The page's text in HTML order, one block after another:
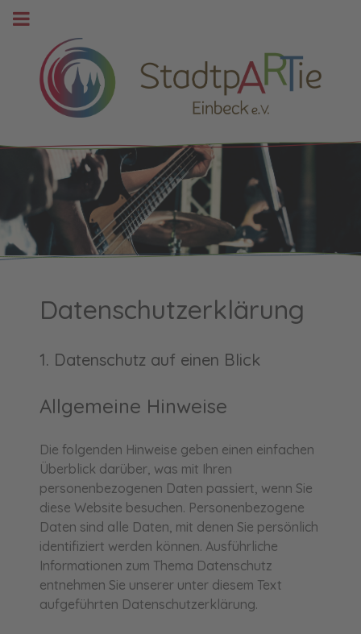
Datenschutzerklärung
1. Datenschutz auf einen Blick
Allgemeine Hinweise
Die folgenden Hinweise geben einen einfachen
Überblick darüber, was mit Ihren
personenbezogenen Daten passiert, wenn Sie
diese Website besuchen. Personenbezogene
Daten sind alle Daten, mit denen Sie persönlich
identifiziert werden können. Ausführliche
Informationen zum Thema Datenschutz
entnehmen Sie unserer unter diesem Text
aufgeführten Datenschutzerklärung.